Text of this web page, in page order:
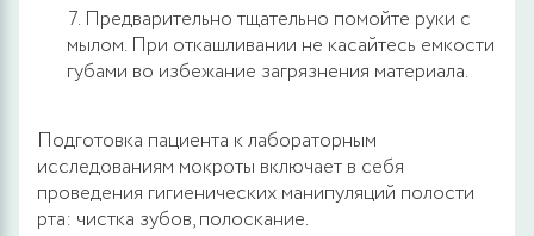
Предварительно тщательно помойте руки с
мылом. При откашливании не касайтесь емкости
губами во избежание загрязнения материала.
Подготовка пациента к лабораторным
исследованиям мокроты включает в себя
проведения гигиенических манипуляций полости
рта: чистка зубов, полоскание.